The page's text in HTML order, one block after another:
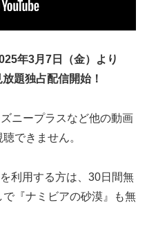
年3月7日（金）より
題独占配信開始！
ニープラスなど他の動画
できません。
利用する方は、30日間無
『ナミビアの砂漠』も無